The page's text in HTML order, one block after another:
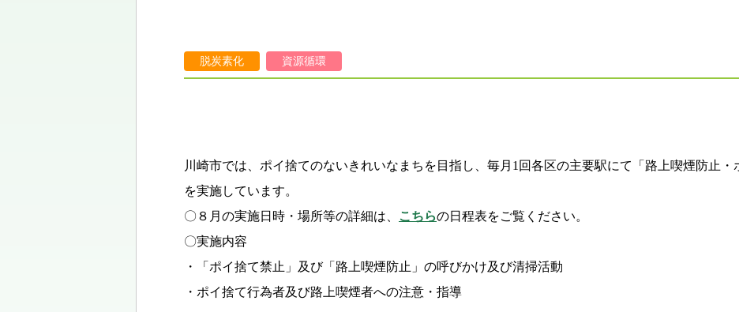
脱炭素化 資源循環
川崎市では、ポイ捨てのないきれいなまちを目指し、毎月1回各区の主要駅にて「路上喫煙防止・
を実施しています。
〇８月の実施日時・場所等の詳細は、
こちらの日程表をご覧ください。
〇実施内容
・「ポイ捨て禁止」及び「路上喫煙防止」の呼びかけ及び清掃活動
・ポイ捨て行為者及び路上喫煙者への注意・指導